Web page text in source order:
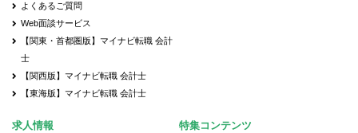
よくあるご質問
Web面談サービス
【関東・首都圏版】マイナビ転職 会計
士
【関西版】マイナビ転職 会計士
【東海版】マイナビ転職 会計士
求人情報 特集コンテンツ